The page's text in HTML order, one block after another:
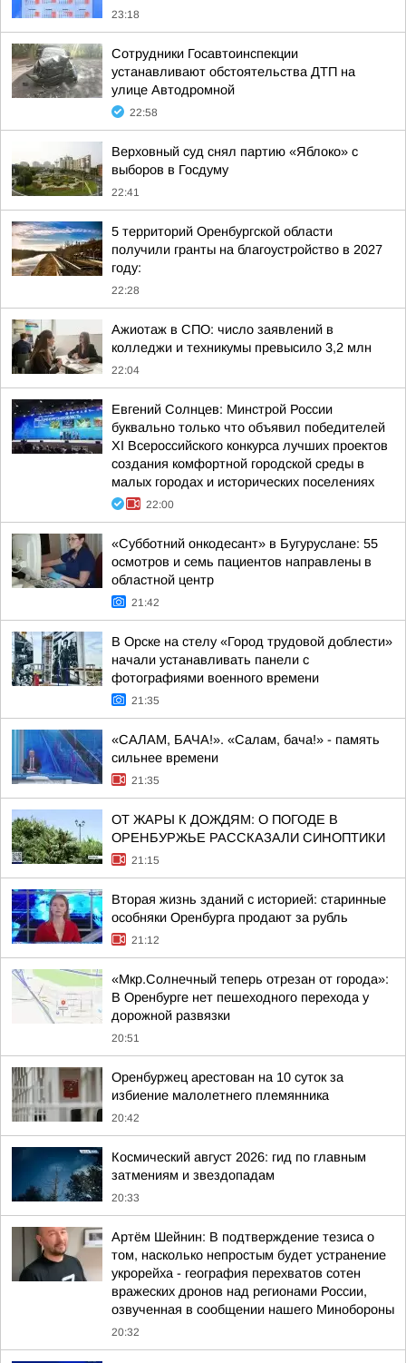
23:18
Сотрудники Госавтоинспекции
устанавливают обстоятельства ДТП на
улице Автодромной
22:58
Верховный суд снял партию «Яблоко» с
выборов в Госдуму
22:41
5 территорий Оренбургской области
получили гранты на благоустройство в 2027
году:
22:28
Ажиотаж в СПО: число заявлений в
колледжи и техникумы превысило 3,2 млн
22:04
Евгений Солнцев: Минстрой России
буквально только что объявил победителей
XI Всероссийского конкурса лучших проектов
создания комфортной городской среды в
малых городах и исторических поселениях
22:00
«Субботний онкодесант» в Бугуруслане: 55
осмотров и семь пациентов направлены в
областной центр
21:42
В Орске на стелу «Город трудовой доблести»
начали устанавливать панели с
фотографиями военного времени
21:35
«САЛАМ, БАЧА!». «Салам, бача!» - память
сильнее времени
21:35
ОТ ЖАРЫ К ДОЖДЯМ: О ПОГОДЕ В
ОРЕНБУРЖЬЕ РАССКАЗАЛИ СИНОПТИКИ
21:15
Вторая жизнь зданий с историей: старинные
особняки Оренбурга продают за рубль
21:12
«Мкр.Солнечный теперь отрезан от города»:
В Оренбурге нет пешеходного перехода у
дорожной развязки
20:51
Оренбуржец арестован на 10 суток за
избиение малолетнего племянника
20:42
Космический август 2026: гид по главным
затмениям и звездопадам
20:33
Артём Шейнин: В подтверждение тезиса о
том, насколько непростым будет устранение
укрорейха - география перехватов сотен
вражеских дронов над регионами России,
озвученная в сообщении нашего Минобороны
20:32